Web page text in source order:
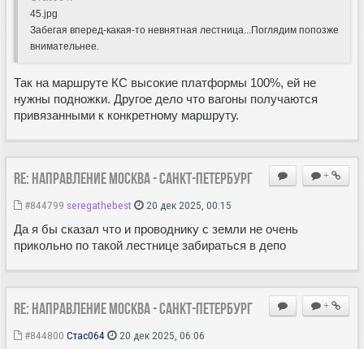
45.jpg
Забегая вперед-какая-то невнятная лестница...Поглядим попозже
внимательнее.
Так на маршруте КС высокие платформы 100%, ей не
нужны подножки. Другое дело что вагоны получаются
привязанными к конкретному маршруту.
+
Re: Направление Москва - Санкт-Петербург
#844799 seregathebest 20 дек 2025, 00:15
Да я бы сказал что и проводнику с земли не очень
прикольно по такой лестнице забираться в депо
+
Re: Направление Москва - Санкт-Петербург
#844800 Стас064 20 дек 2025, 06:06